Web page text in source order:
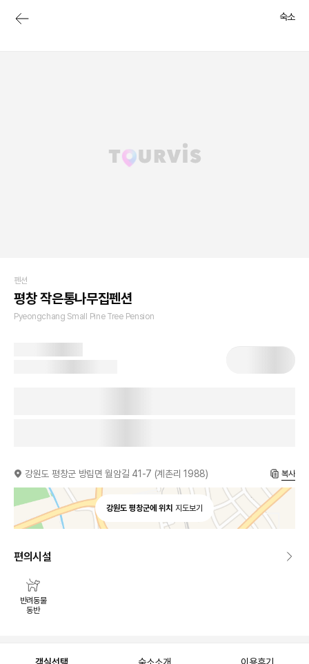
숙소
펜션
평창 작은통나무집펜션
Pyeongchang Small Pine Tree Pension
강원도 평창군 방림면 월암길 41-7 (계촌리 1988) 복사
강원도 평창군에 위치 지도보기
편의시설
반려동물
동반
객실선택 숙소소개 이용후기